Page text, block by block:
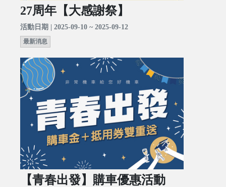
27周年【大感謝祭】
活動日期 | 2025-09-10 ~ 2025-09-12
最新消息
【青春出發】購車優惠活動